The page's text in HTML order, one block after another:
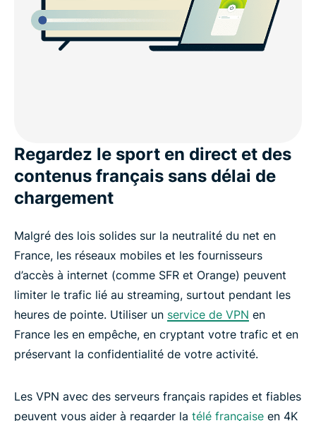
Utilisez ExpressVPN sur n’importe quel appareil
Qu’obtient-on d’autre avec ExpressVPN ?
Ce que les gens pensent d’ExpressVPN
Foire aux questions : les VPN en France
Les emplacements de serveurs VPN populaires
pour les gens en France
Testez le meilleur VPN pour la France
Regardez le sport en direct et des
contenus français sans délai de
chargement
Malgré des lois solides sur la neutralité du net en
France, les réseaux mobiles et les fournisseurs
d’accès à internet (comme SFR et Orange) peuvent
limiter le trafic lié au streaming, surtout pendant les
heures de pointe. Utiliser un service de VPN en
France les en empêche, en cryptant votre trafic et en
préservant la confidentialité de votre activité.
Les VPN avec des serveurs français rapides et fiables
peuvent vous aider à regarder la télé française en 4K